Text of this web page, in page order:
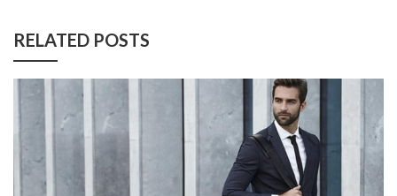
RELATED POSTS